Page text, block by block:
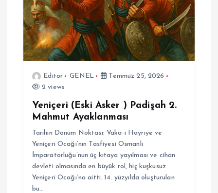
Editor GENEL
Temmuz 25, 2026
2 views
Yeniçeri (Eski Asker ) Padişah 2.
Mahmut Ayaklanması
Tarihin Dönüm Noktası: Vaka-i Hayriye ve
Yeniçeri Ocağı’nın Tasfiyesi Osmanlı
İmparatorluğu’nun üç kıtaya yayılması ve cihan
devleti olmasında en büyük rol, hiç kuşkusuz
Yeniçeri Ocağı’na aitti. 14. yüzyılda oluşturulan
bu…